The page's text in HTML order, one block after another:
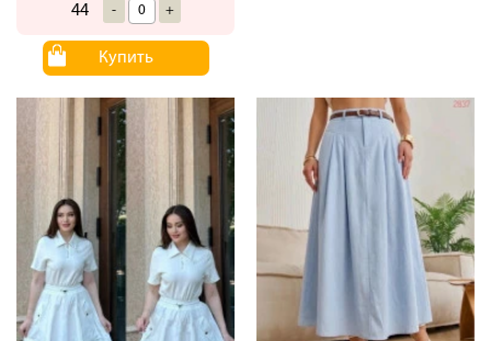
44 - +
Купить